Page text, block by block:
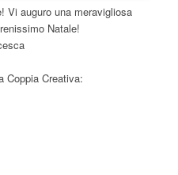
Vi auguro una meravigliosa
Natale!
Coppia Creativa: